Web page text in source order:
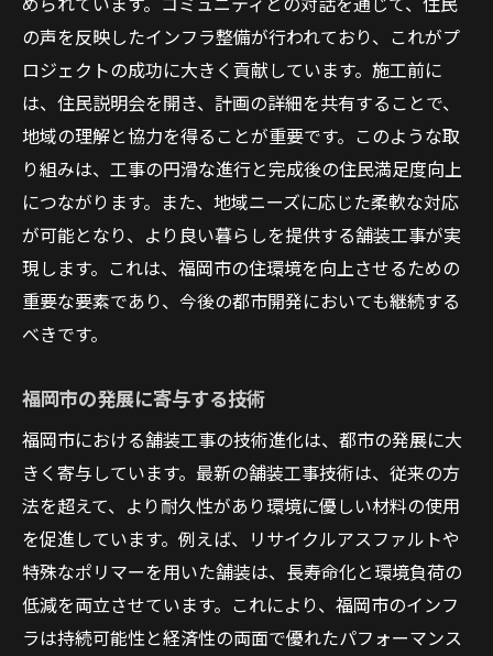
の声を反映したインフラ整備が行われており、これがプ
ロジェクトの成功に大きく貢献しています。施工前に
は、住民説明会を開き、計画の詳細を共有することで、
地域の理解と協力を得ることが重要です。このような取
り組みは、工事の円滑な進行と完成後の住民満足度向上
につながります。また、地域ニーズに応じた柔軟な対応
が可能となり、より良い暮らしを提供する舗装工事が実
現します。これは、福岡市の住環境を向上させるための
重要な要素であり、今後の都市開発においても継続する
べきです。
福岡市の発展に寄与する技術
福岡市における舗装工事の技術進化は、都市の発展に大
きく寄与しています。最新の舗装工事技術は、従来の方
法を超えて、より耐久性があり環境に優しい材料の使用
を促進しています。例えば、リサイクルアスファルトや
特殊なポリマーを用いた舗装は、長寿命化と環境負荷の
低減を両立させています。これにより、福岡市のインフ
ラは持続可能性と経済性の両面で優れたパフォーマンス